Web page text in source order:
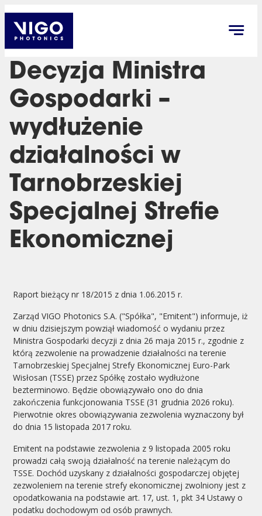
Decyzja Ministra
Gospodarki –
wydłużenie
działalności w
Tarnobrzeskiej
Specjalnej Strefie
Ekonomicznej
Raport bieżący nr 18/2015 z dnia 1.06.2015 r.
Zarząd VIGO Photonics S.A. ("Spółka", "Emitent") informuje, iż
w dniu dzisiejszym powziął wiadomość o wydaniu przez
Ministra Gospodarki decyzji z dnia 26 maja 2015 r., zgodnie z
którą zezwolenie na prowadzenie działalności na terenie
Tarnobrzeskiej Specjalnej Strefy Ekonomicznej Euro-Park
Wisłosan (TSSE) przez Spółkę zostało wydłużone
bezterminowo. Będzie obowiązywało ono do dnia
zakończenia funkcjonowania TSSE (31 grudnia 2026 roku).
Pierwotnie okres obowiązywania zezwolenia wyznaczony był
do dnia 15 listopada 2017 roku.
Emitent na podstawie zezwolenia z 9 listopada 2005 roku
prowadzi całą swoją działalność na terenie należącym do
TSSE. Dochód uzyskany z działalności gospodarczej objętej
zezwoleniem na terenie strefy ekonomicznej zwolniony jest z
opodatkowania na podstawie art. 17, ust. 1, pkt 34 Ustawy o
podatku dochodowym od osób prawnych.